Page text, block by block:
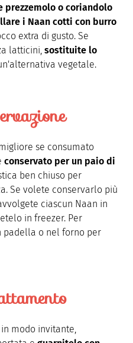
prezzemolo o coriandolo
i Naan cotti con burro
extra di gusto. Se
latticini, sostituite lo
vegetale.
se consumato
conservato per un paio di
ben chiuso per
Se volete conservarlo più
ciascun Naan in
in freezer. Per
padella o nel forno per
modo invitante,